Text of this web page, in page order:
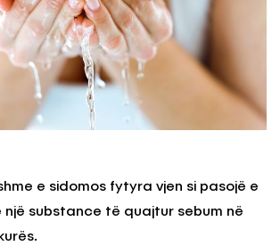
e sidomos fytyra vjen si pasojë e
një substance të quajtur sebum në